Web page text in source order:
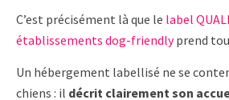
C’est précisément là que le label
établissements dog-friendlyprend
Un hébergement labellisé ne se
chiens : il décrit clairement son